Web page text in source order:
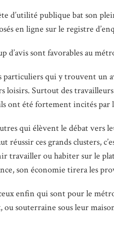
d’utilité publique bat son
en ligne sur le registre
d’avis sont favorables au
particuliers qui y trouvent un
loisirs. Surtout des
ont été fortement incités par
qui élèvent le débat vers
réussir ces grands clusters,
travailler ou habiter sur le
son économie tirera les
enfin qui sont pour le
ou souterraine sous leur